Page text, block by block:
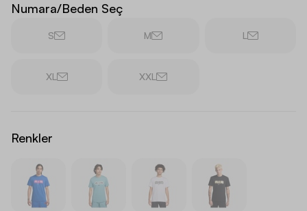
Numara/Beden Seç
S M L
XL XXL
Renkler